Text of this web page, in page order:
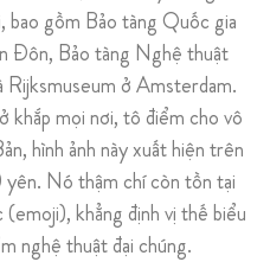
bao gồm Bảo tàng Quốc gia
Đôn, Bảo tàng Nghệ thuật
ở Amsterdam.
khắp mọi nơi, tô điểm cho vô
hình ảnh này xuất hiện trên
Nó thậm chí còn tồn tại
khẳng định vị thế biểu
nghệ thuật đại chúng.